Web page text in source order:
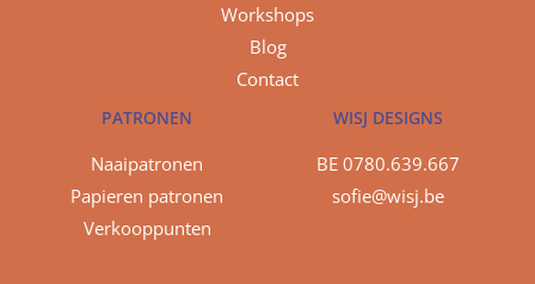
Workshops
Blog
Contact
PATRONEN
Naaipatronen
Papieren patronen
Verkooppunten
WISJ DESIGNS
BE 0780.639.667
sofie@wisj.be